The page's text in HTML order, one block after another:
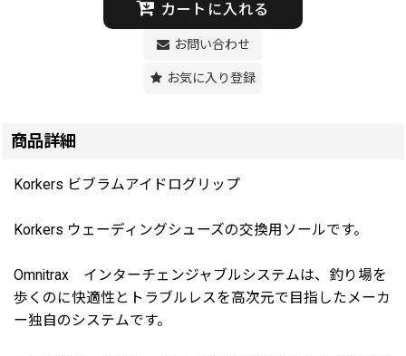
カートに入れる
お問い合わせ
お気に入り登録
商品詳細
Korkers ビブラムアイドログリップ
Korkers ウェーディングシューズの交換用ソールです。
Omnitrax インターチェンジャブルシステムは、釣り場を
歩くのに快適性とトラブルレスを高次元で目指したメーカ
ー独自のシステムです。